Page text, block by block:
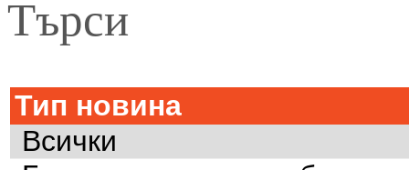
Търси
Тип новина
Всички